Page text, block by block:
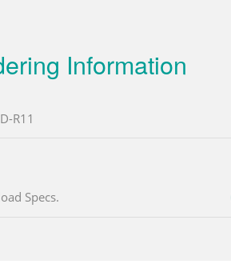
Information
R11
Specs.